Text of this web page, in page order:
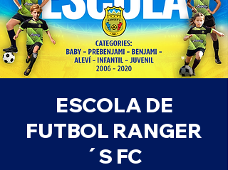
ESCOLA DE
FUTBOL RANGER
´S FC